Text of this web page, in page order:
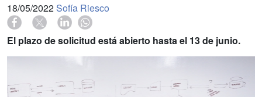
18/05/2022 Sofía Riesco
El plazo de solicitud está abierto hasta el 13 de junio.